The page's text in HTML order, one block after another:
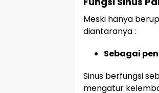
Meski hanya
diantaranya :
Sebagai
Sinus berfungsi
mengatur